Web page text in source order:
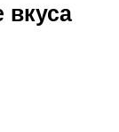
вкуса